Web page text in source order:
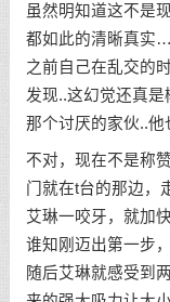
虽然明知道这不是
都如此的清晰真实…
之前自己在乱交的
发现..这幻觉还真是
那个讨厌的家伙..他
不对，现在不是称
门就在t台的那边，
艾琳一咬牙，就加
谁知刚迈出第一步
随后艾琳就感受到